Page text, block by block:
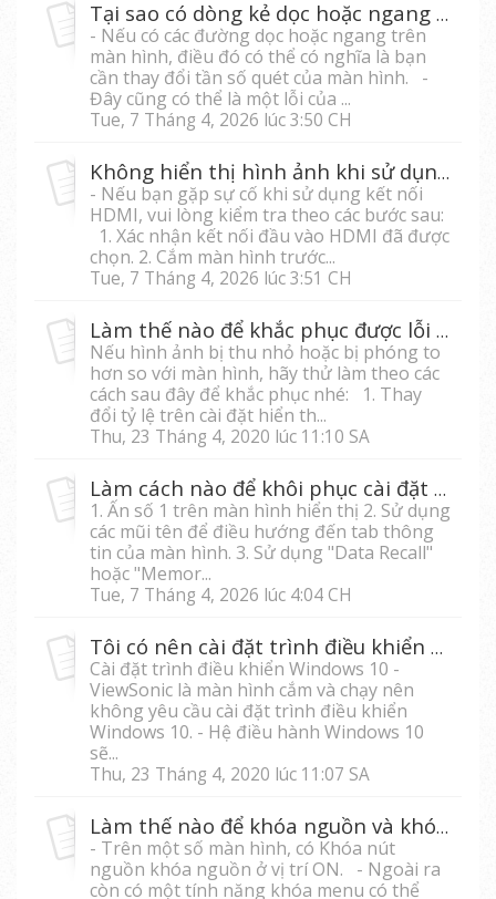
Tại sao có dòng kẻ dọc hoặc ngang trên màn hình của tôi?
- Nếu có các đường dọc hoặc ngang trên
màn hình, điều đó có thể có nghĩa là bạn
cần thay đổi tần số quét của màn hình. -
Đây cũng có thể là một lỗi của ...
Tue, 7 Tháng 4, 2026 lúc 3:50 CH
Không hiển thị hình ảnh khi sử dụng cổng kết nối HDMI?
- Nếu bạn gặp sự cố khi sử dụng kết nối
HDMI, vui lòng kiểm tra theo các bước sau:
1. Xác nhận kết nối đầu vào HDMI đã được
chọn. 2. Cắm màn hình trước...
Tue, 7 Tháng 4, 2026 lúc 3:51 CH
Làm thế nào để khắc phục được lỗi màn hình phóng to?
Nếu hình ảnh bị thu nhỏ hoặc bị phóng to
hơn so với màn hình, hãy thử làm theo các
cách sau đây để khắc phục nhé: 1. Thay
đổi tỷ lệ trên cài đặt hiển th...
Thu, 23 Tháng 4, 2020 lúc 11:10 SA
Làm cách nào để khôi phục cài đặt mặc định của màn hình?
1. Ấn số 1 trên màn hình hiển thị 2. Sử dụng
các mũi tên để điều hướng đến tab thông
tin của màn hình. 3. Sử dụng "Data Recall"
hoặc "Memor...
Tue, 7 Tháng 4, 2026 lúc 4:04 CH
Tôi có nên cài đặt trình điều khiển Windows 10 cho màn hình không?
Cài đặt trình điều khiển Windows 10 -
ViewSonic là màn hình cắm và chạy nên
không yêu cầu cài đặt trình điều khiển
Windows 10. - Hệ điều hành Windows 10
sẽ...
Thu, 23 Tháng 4, 2020 lúc 11:07 SA
Làm thế nào để khóa nguồn và khóa menu?
- Trên một số màn hình, có Khóa nút
nguồn khóa nguồn ở vị trí ON. - Ngoài ra
còn có một tính năng khóa menu có thể